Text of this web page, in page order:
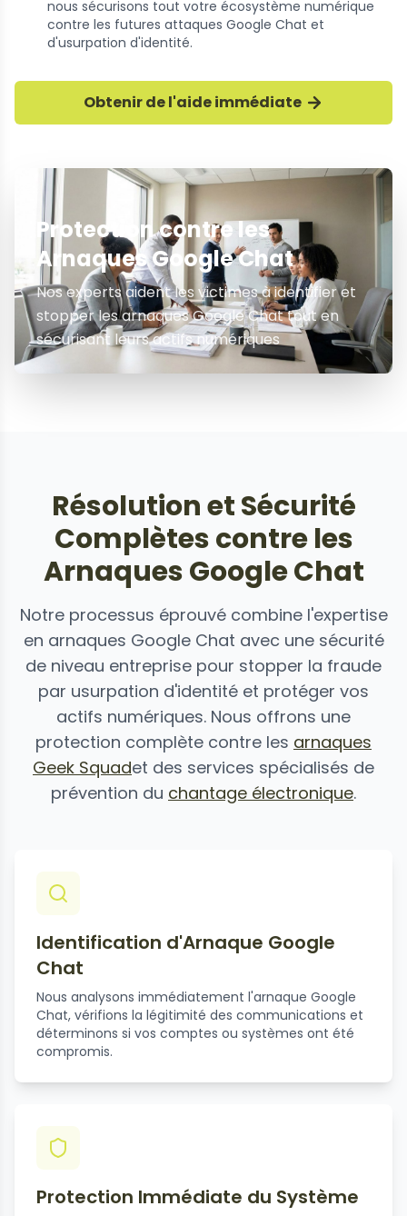
nous sécurisons tout votre écosystème numérique
contre les futures attaques Google Chat et
d'usurpation d'identité.
Obtenir de l'aide immédiate
Protection contre les
Arnaques Google Chat
Nos experts aident les victimes à identifier et
stopper les arnaques Google Chat tout en
sécurisant leurs actifs numériques
Résolution et Sécurité
Complètes contre les
Arnaques Google Chat
Notre processus éprouvé combine l'expertise
en arnaques Google Chat avec une sécurité
de niveau entreprise pour stopper la fraude
par usurpation d'identité et protéger vos
actifs numériques. Nous offrons une
protection complète contre les arnaques
Geek Squadet des services spécialisés de
prévention du chantage électronique.
Identification d'Arnaque Google
Chat
Nous analysons immédiatement l'arnaque Google
Chat, vérifions la légitimité des communications et
déterminons si vos comptes ou systèmes ont été
compromis.
Protection Immédiate du Système